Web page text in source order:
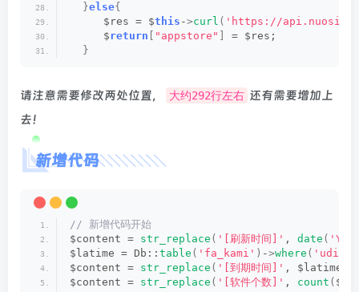
}else{
  　　$res = $
this ->curl ( 'https://
  　　$
return "appstore"
= $res;
}
请注意需要修改两处位置， 大约292行左右 还有需要增加上
去！
新增代码
// 新增代码开始
$content = str_replace ( '[刷新时间]' , date ( 'Y-
$latime = Db:: table ( 'fa_kami' ) ->where ( 'udid'
$content = str_replace ( '[到期时间]' , $latime
$content = str_replace ( '[软件个数]' , count (